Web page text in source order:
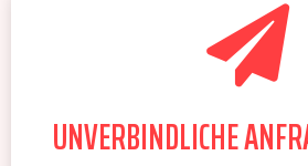
UNVERBINDLICHE